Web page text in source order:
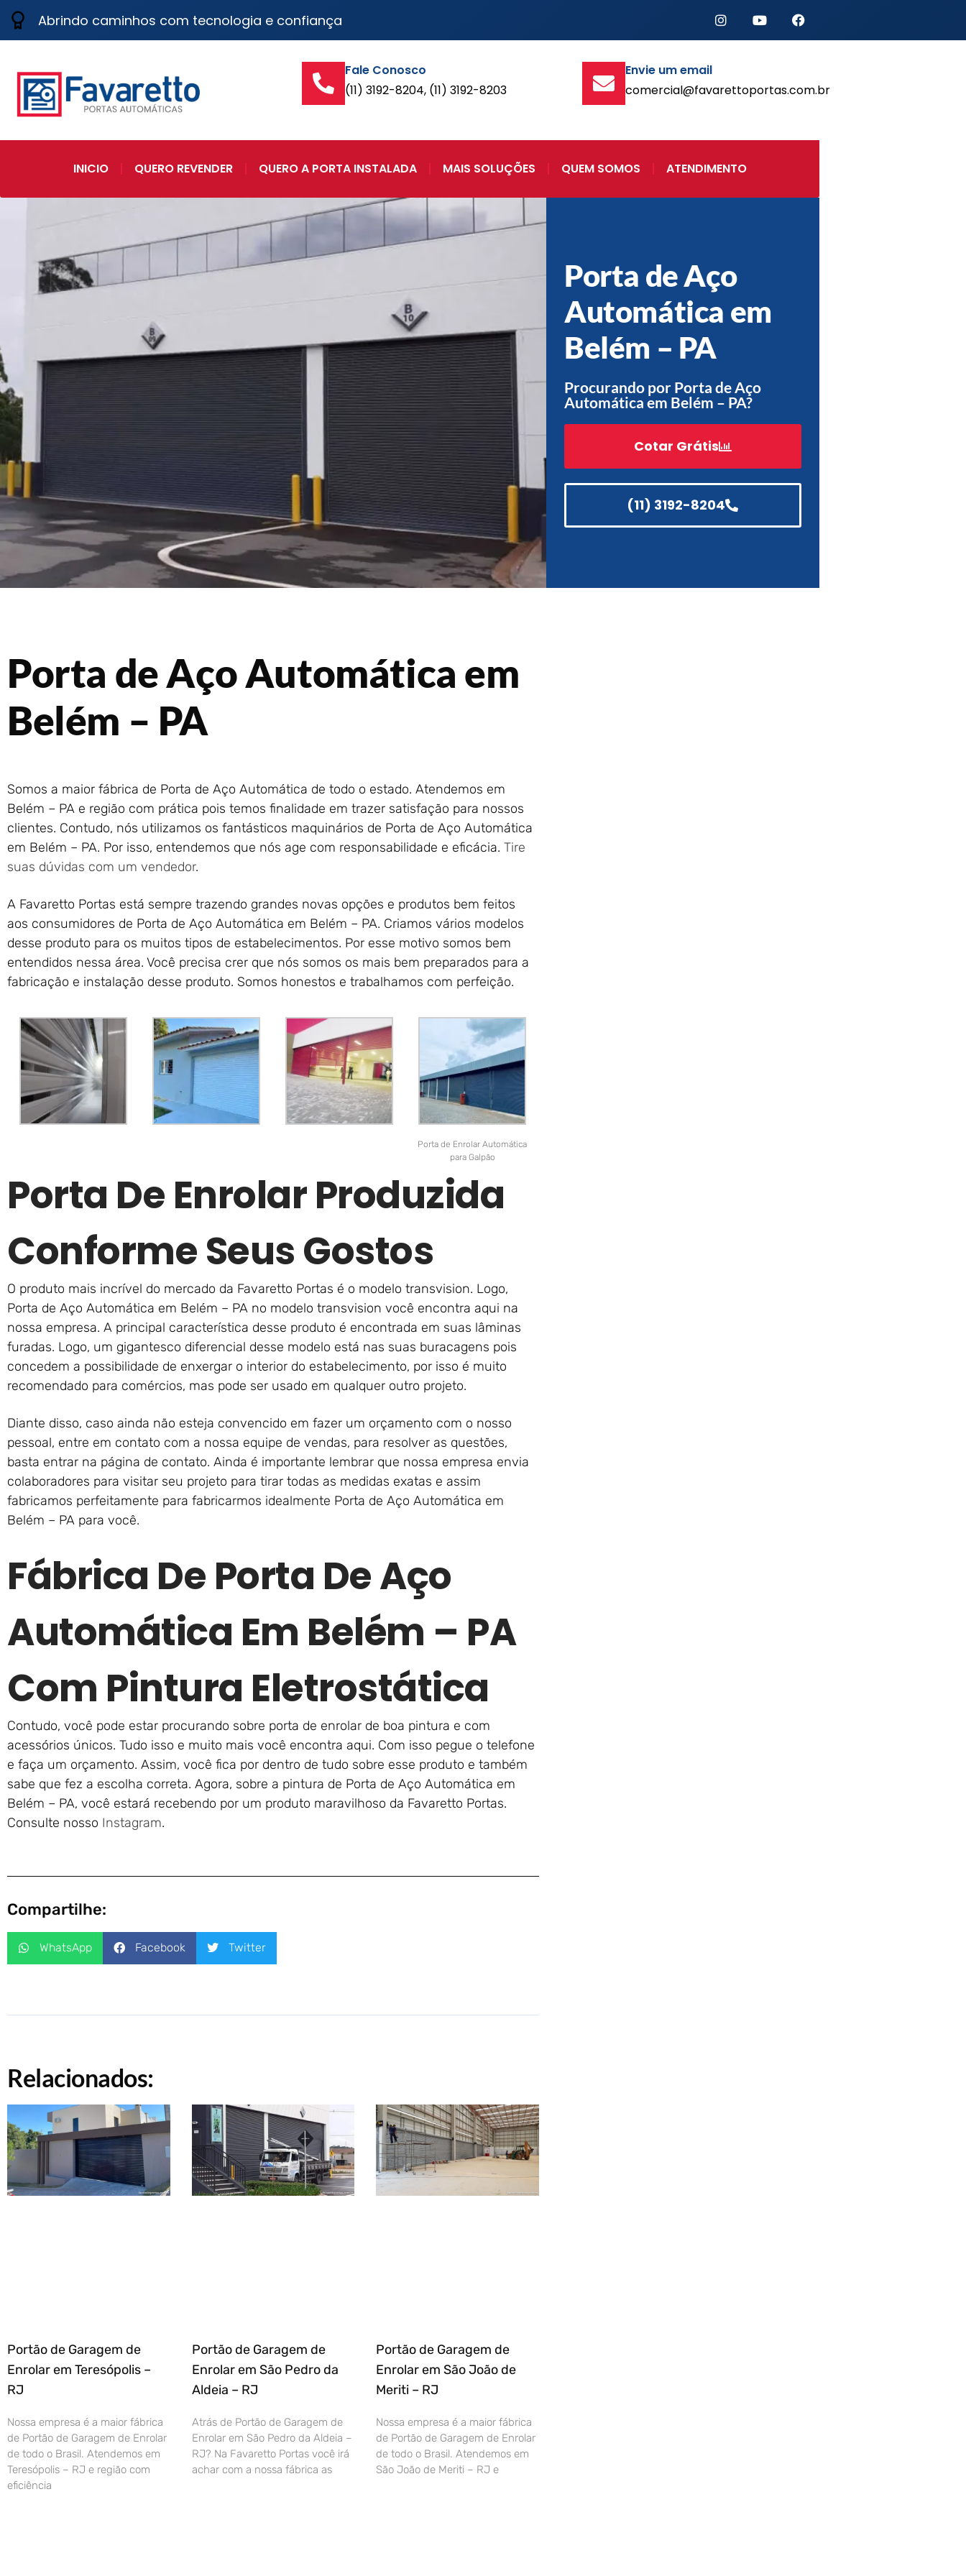
Abrindo caminhos com tecnologia e confiança
Fale Conosco
(11) 3192-8204, (11) 3192-8203
Envie um email
comercial@favarettoportas.com.br
INICIO QUERO REVENDER QUERO A PORTA INSTALADA MAIS SOLUÇÕES QUEM SOMOS ATENDIMENTO
Porta de Aço
Automática em
Belém – PA
Procurando por Porta de Aço
Automática em Belém – PA?
Cotar Grátis
(11) 3192-8204
Porta de Aço Automática em
Belém – PA
Somos a maior fábrica de Porta de Aço Automática de todo o estado. Atendemos em
Belém – PA e região com prática pois temos finalidade em trazer satisfação para nossos
clientes. Contudo, nós utilizamos os fantásticos maquinários de Porta de Aço Automática
em Belém – PA. Por isso, entendemos que nós age com responsabilidade e eficácia. Tire
suas dúvidas com um vendedor.
A Favaretto Portas está sempre trazendo grandes novas opções e produtos bem feitos
aos consumidores de Porta de Aço Automática em Belém – PA. Criamos vários modelos
desse produto para os muitos tipos de estabelecimentos. Por esse motivo somos bem
entendidos nessa área. Você precisa crer que nós somos os mais bem preparados para a
fabricação e instalação desse produto. Somos honestos e trabalhamos com perfeição.
Porta de Enrolar Automática
para Galpão
Porta De Enrolar Produzida
Conforme Seus Gostos
O produto mais incrível do mercado da Favaretto Portas é o modelo transvision. Logo,
Porta de Aço Automática em Belém – PA no modelo transvision você encontra aqui na
nossa empresa. A principal característica desse produto é encontrada em suas lâminas
furadas. Logo, um gigantesco diferencial desse modelo está nas suas buracagens pois
concedem a possibilidade de enxergar o interior do estabelecimento, por isso é muito
recomendado para comércios, mas pode ser usado em qualquer outro projeto.
Diante disso, caso ainda não esteja convencido em fazer um orçamento com o nosso
pessoal, entre em contato com a nossa equipe de vendas, para resolver as questões,
basta entrar na página de contato. Ainda é importante lembrar que nossa empresa envia
colaboradores para visitar seu projeto para tirar todas as medidas exatas e assim
fabricamos perfeitamente para fabricarmos idealmente Porta de Aço Automática em
Belém – PA para você.
Fábrica De Porta De Aço
Automática Em Belém – PA
Com Pintura Eletrostática
Contudo, você pode estar procurando sobre porta de enrolar de boa pintura e com
acessórios únicos. Tudo isso e muito mais você encontra aqui. Com isso pegue o telefone
e faça um orçamento. Assim, você fica por dentro de tudo sobre esse produto e também
sabe que fez a escolha correta. Agora, sobre a pintura de Porta de Aço Automática em
Belém – PA, você estará recebendo por um produto maravilhoso da Favaretto Portas.
Consulte nosso Instagram.
Compartilhe:
WhatsApp Facebook Twitter
Relacionados:
Portão de Garagem de
Enrolar em Teresópolis –
RJ
Nossa empresa é a maior fábrica
de Portão de Garagem de Enrolar
de todo o Brasil. Atendemos em
Teresópolis – RJ e região com
eficiência
Portão de Garagem de
Enrolar em São Pedro da
Aldeia – RJ
Atrás de Portão de Garagem de
Enrolar em São Pedro da Aldeia –
RJ? Na Favaretto Portas você irá
achar com a nossa fábrica as
Portão de Garagem de
Enrolar em São João de
Meriti – RJ
Nossa empresa é a maior fábrica
de Portão de Garagem de Enrolar
de todo o Brasil. Atendemos em
São João de Meriti – RJ e